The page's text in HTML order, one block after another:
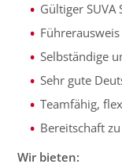
Gültiger SUVA
Führerausweis
Selbständige
Sehr gute
Teamfähig,
Bereitschaft
Wir bieten: